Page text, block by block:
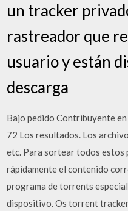
un tracker
rastreador que
usuario y están
descarga
Bajo pedido Contribuyente
72 Los resultados. Los
etc. Para sortear todos estos
rápidamente el contenido
programa de torrents
dispositivo. Os torrent